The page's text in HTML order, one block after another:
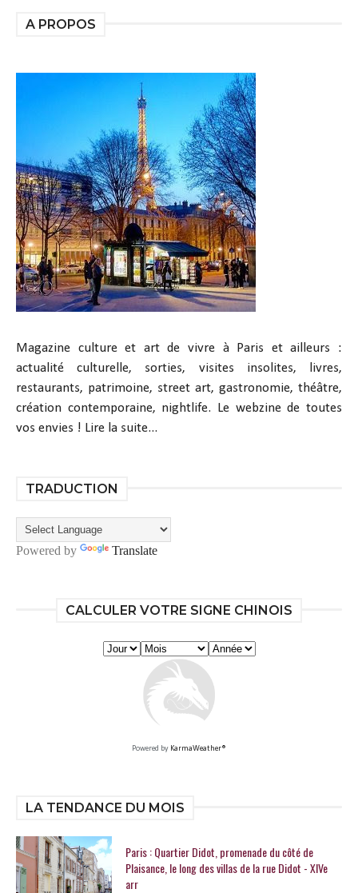
A PROPOS
Magazine culture et art de vivre à Paris et ailleurs :
actualité culturelle, sorties, visites insolites, livres,
restaurants, patrimoine, street art, gastronomie, théâtre,
création contemporaine, nightlife. Le webzine de toutes
vos envies ! Lire la suite...
TRADUCTION
Powered by Translate
CALCULER VOTRE SIGNE CHINOIS
Powered by KarmaWeather®
LA TENDANCE DU MOIS
Paris : Quartier Didot, promenade du côté de
Plaisance, le long des villas de la rue Didot - XIVe
arr